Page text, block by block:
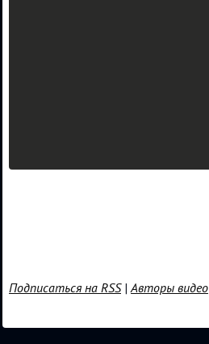
Подписаться на RSS|Авторы видео